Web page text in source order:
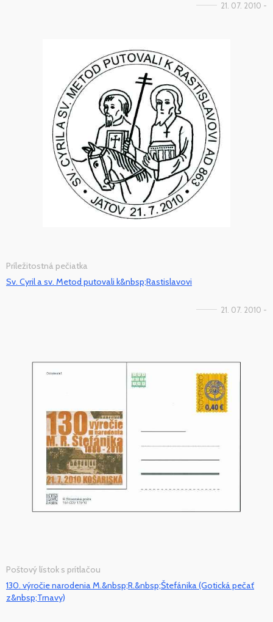
21. 07. 2010 -
Príležitostná pečiatka
Sv. Cyril a sv. Metod putovali k&nbsp;Rastislavovi
21. 07. 2010 -
Poštový lístok s prítlačou
130. výročie narodenia M.&nbsp;R.&nbsp;Štefánika (Gotická pečať
z&nbsp;Trnavy)